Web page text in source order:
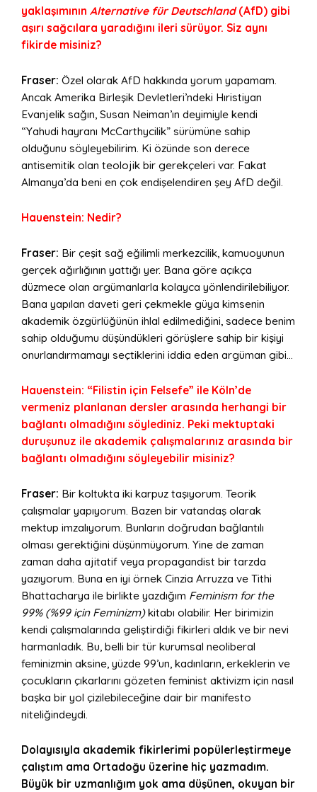
yaklaşımının Alternative für Deutschland(AfD) gibi
aşırı sağcılara yaradığını ileri sürüyor. Siz aynı
fikirde misiniz?
Fraser: Özel olarak AfD hakkında yorum yapamam.
Ancak Amerika Birleşik Devletleri’ndeki Hıristiyan
Evanjelik sağın, Susan Neiman’ın deyimiyle kendi
“Yahudi hayranı McCarthycilik” sürümüne sahip
olduğunu söyleyebilirim. Ki özünde son derece
antisemitik olan teolojik bir gerekçeleri var. Fakat
Almanya’da beni en çok endişelendiren şey AfD değil.
Hauenstein: Nedir?
Fraser: Bir çeşit sağ eğilimli merkezcilik, kamuoyunun
gerçek ağırlığının yattığı yer. Bana göre açıkça
düzmece olan argümanlarla kolayca yönlendirilebiliyor.
Bana yapılan daveti geri çekmekle güya kimsenin
akademik özgürlüğünün ihlal edilmediğini, sadece benim
sahip olduğumu düşündükleri görüşlere sahip bir kişiyi
onurlandırmamayı seçtiklerini iddia eden argüman gibi…
Hauenstein: “Filistin için Felsefe” ile Köln’de
vermeniz planlanan dersler arasında herhangi bir
bağlantı olmadığını söylediniz. Peki mektuptaki
duruşunuz ile akademik çalışmalarınız arasında bir
bağlantı olmadığını söyleyebilir misiniz?
Fraser: Bir koltukta iki karpuz taşıyorum. Teorik
çalışmalar yapıyorum. Bazen bir vatandaş olarak
mektup imzalıyorum. Bunların doğrudan bağlantılı
olması gerektiğini düşünmüyorum. Yine de zaman
zaman daha ajitatif veya propagandist bir tarzda
yazıyorum. Buna en iyi örnek Cinzia Arruzza ve Tithi
Bhattacharya ile birlikte yazdığım Feminism for the
99% (%99 için Feminizm)kitabı olabilir. Her birimizin
kendi çalışmalarında geliştirdiği fikirleri aldık ve bir nevi
harmanladık. Bu, belli bir tür kurumsal neoliberal
feminizmin aksine, yüzde 99’un, kadınların, erkeklerin ve
çocukların çıkarlarını gözeten feminist aktivizm için nasıl
başka bir yol çizilebileceğine dair bir manifesto
niteliğindeydi.
Dolayısıyla akademik fikirlerimi popülerleştirmeye
çalıştım ama Ortadoğu üzerine hiç yazmadım.
Büyük bir uzmanlığım yok ama düşünen, okuyan bir